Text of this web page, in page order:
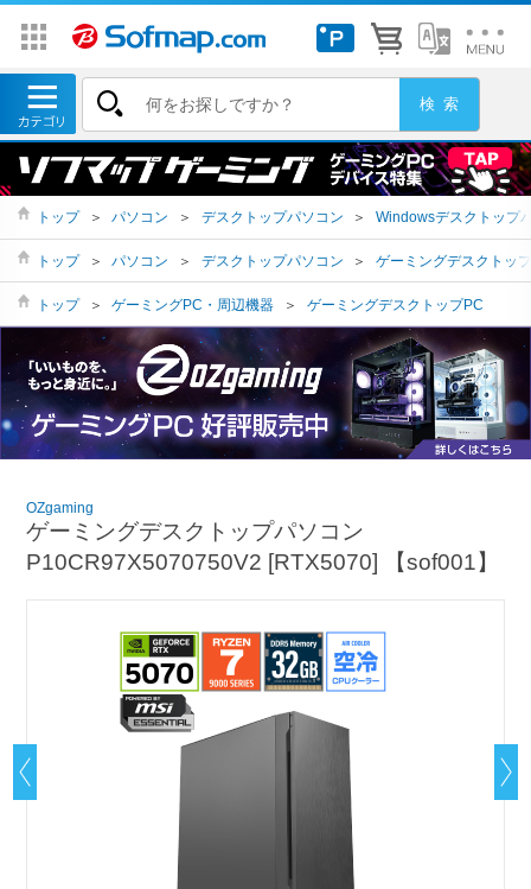
トップ ＞ パソコン ＞ デスクトップパソコン ＞ Windowsデスクトップ
トップ ＞ パソコン ＞ デスクトップパソコン ＞ ゲーミングデスクトッ
トップ ＞ ゲーミングPC・周辺機器 ＞ ゲーミングデスクトップPC
OZgaming
ゲーミングデスクトップパソコン
P10CR97X5070750V2 [RTX5070] 【sof001】